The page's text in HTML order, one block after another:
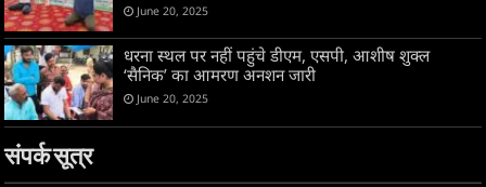
June 20, 2025
धरना स्थल पर नहीं पहुंचे डीएम, एसपी, आशीष शुक्ल
‘सैनिक’ का आमरण अनशन जारी
June 20, 2025
संपर्क सूत्र